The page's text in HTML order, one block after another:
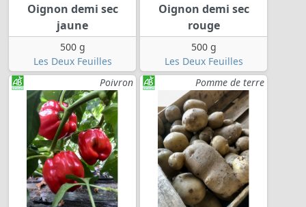
Oignon demi sec
jaune
500 g
Les Deux Feuilles
Oignon demi sec
rouge
500 g
Les Deux Feuilles
Poivron
Pomme de terre